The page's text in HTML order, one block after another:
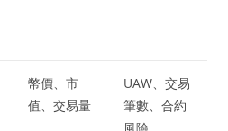
幣價、市
值、交易量
UAW、交易
筆數、合約